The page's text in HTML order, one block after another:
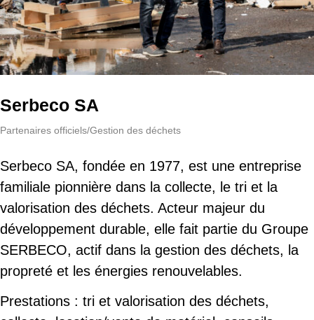
Serbeco SA
Partenaires officiels/Gestion des déchets
Serbeco SA, fondée en 1977, est une entreprise
familiale pionnière dans la collecte, le tri et la
valorisation des déchets. Acteur majeur du
développement durable, elle fait partie du Groupe
SERBECO, actif dans la gestion des déchets, la
propreté et les énergies renouvelables.
Prestations : tri et valorisation des déchets,